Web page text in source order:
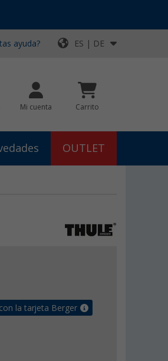
ayuda? ES | DE
Mi cuenta Carrito
OUTLET
la tarjeta Berger